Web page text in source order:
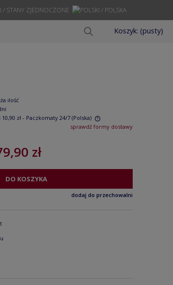
Koszyk: (pusty)
ilość
10,90 zł - Paczkomaty 24/7 (Polska)
sprawdź formy dostawy
zł
DO KOSZYKA
dodaj do przechowalni